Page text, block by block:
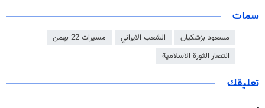
سمات
مسعود بزشكيان الشعب الايراني
مسيرات 22 بهمن
انتصار الثورة الاسلامية
تعليقك